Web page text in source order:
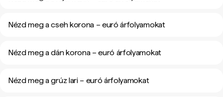
Nézd meg a cseh korona – euró árfolyamokat
Nézd meg a dán korona – euró árfolyamokat
Nézd meg a grúz lari – euró árfolyamokat